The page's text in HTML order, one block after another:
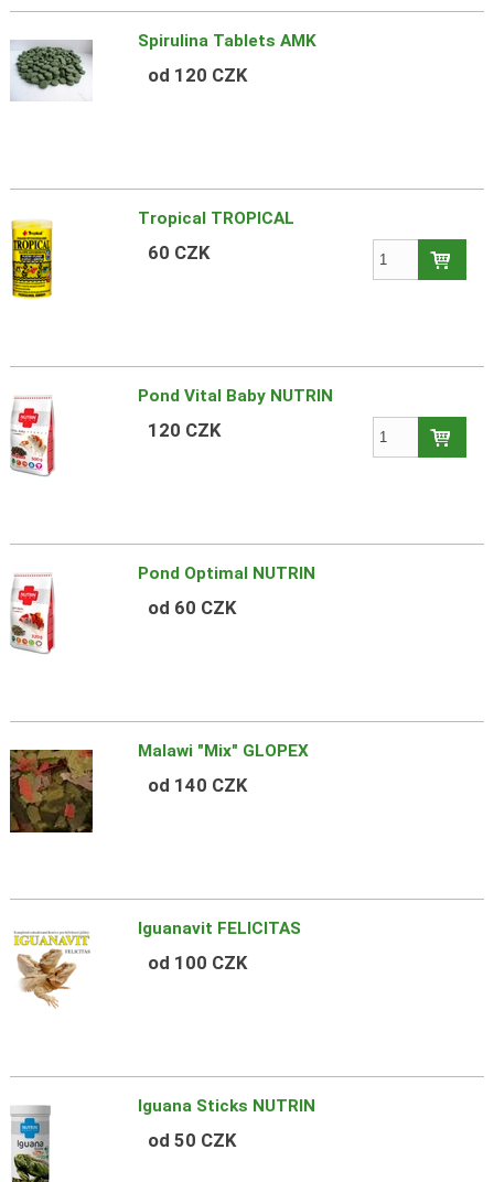
Spirulina Tablets AMK
od 120 CZK
Tropical TROPICAL
60 CZK
Pond Vital Baby NUTRIN
120 CZK
Pond Optimal NUTRIN
od 60 CZK
Malawi "Mix" GLOPEX
od 140 CZK
Iguanavit FELICITAS
od 100 CZK
Iguana Sticks NUTRIN
od 50 CZK